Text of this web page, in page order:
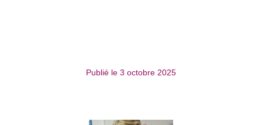
Publié le 3 octobre 2025